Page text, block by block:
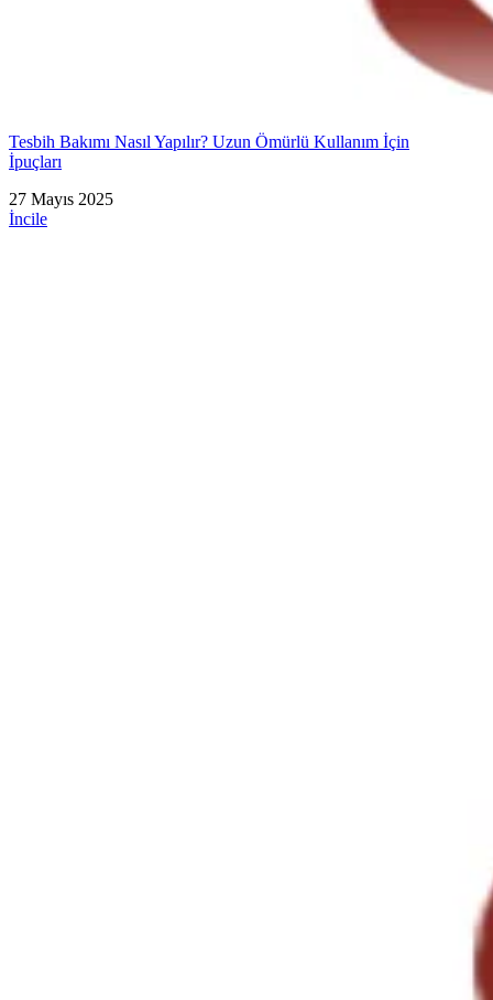
Tesbih Bakımı Nasıl Yapılır? Uzun Ömürlü Kullanım İçin
İpuçları
27 Mayıs 2025
İncile